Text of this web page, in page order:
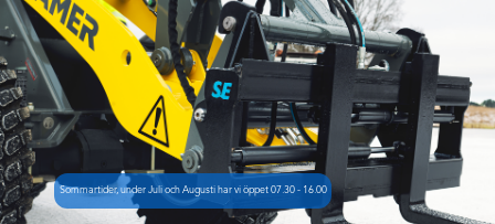
Sommartider, under Juli och Augusti har vi öppet 07.30 - 16.00